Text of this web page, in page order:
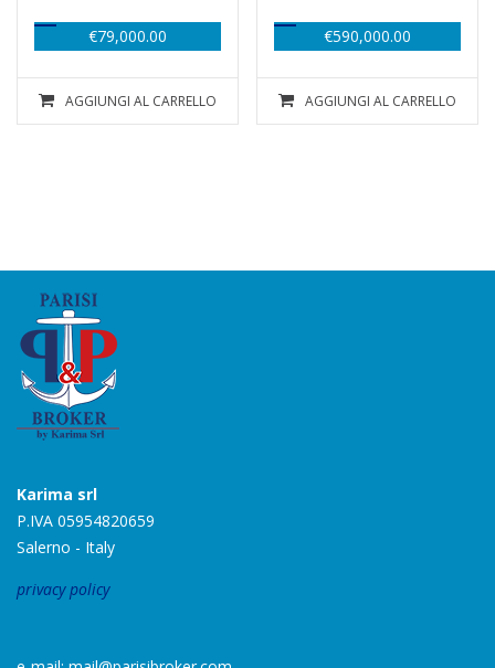
€79,000.00
AGGIUNGI AL CARRELLO
€590,000.00
AGGIUNGI AL CARRELLO
Karima srl
P.IVA 05954820659
Salerno - Italy
privacy policy